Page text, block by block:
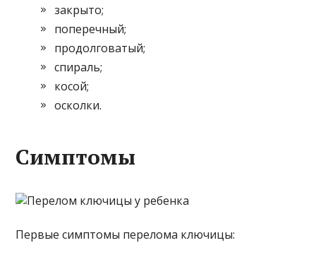
закрыто;
поперечный;
продолговатый;
спираль;
косой;
осколки.
Симптомы
Первые симптомы перелома ключицы: